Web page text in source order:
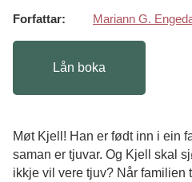
Forfattar: Mariann G.
Lån boka
Møt Kjell! Han er født inn i ein
saman er tjuvar. Og Kjell skal
ikkje vil vere tjuv? Når familien